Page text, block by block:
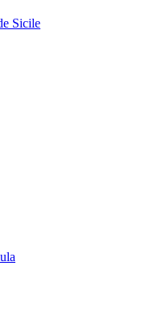
Sicile